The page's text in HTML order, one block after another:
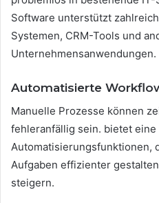
Software unterstützt
Systemen, CRM-Tools und
Unternehmensanwendungen.
Automatisierte
Manuelle Prozesse können
fehleranfällig sein. bietet eine
Automatisierungsfunktionen,
Aufgaben effizienter
steigern.